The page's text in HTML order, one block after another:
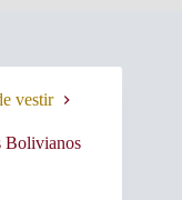
vestir
Bolivianos